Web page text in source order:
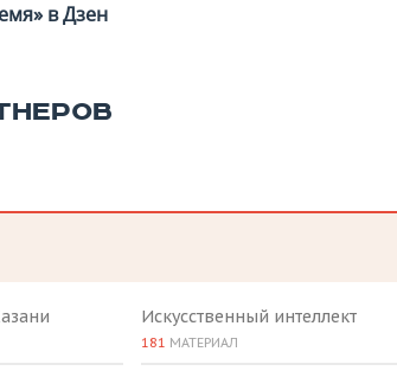
в Дзен
Искусственный интеллект
181 МАТЕРИАЛ